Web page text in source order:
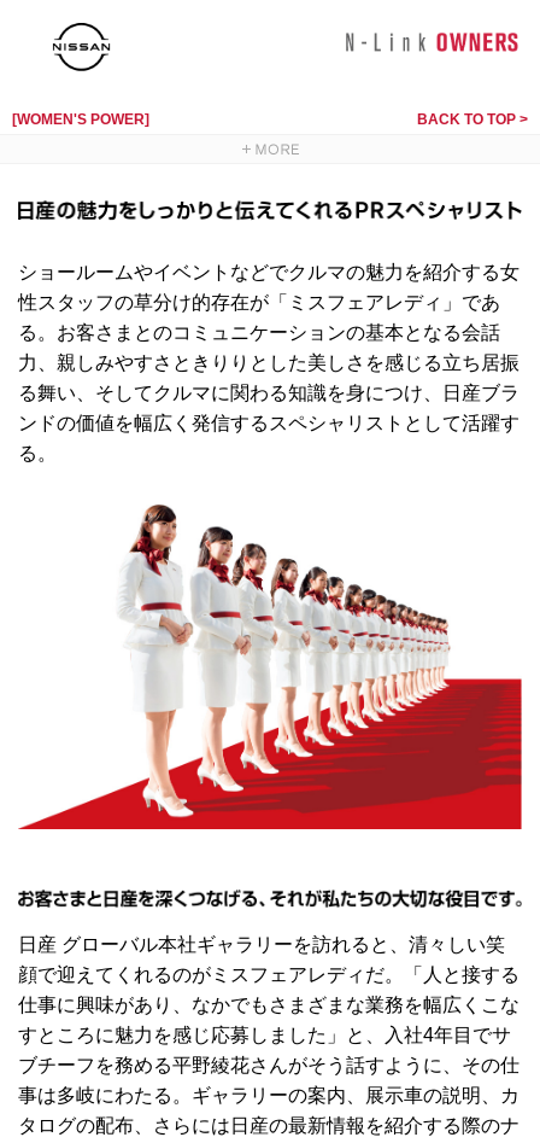
[WOMEN'S POWER] BACK TO TOP >
ショールームやイベントなどでクルマの魅力を紹介する女
性スタッフの草分け的存在が「ミスフェアレディ」であ
る。お客さまとのコミュニケーションの基本となる会話
力、親しみやすさときりりとした美しさを感じる立ち居振
る舞い、そしてクルマに関わる知識を身につけ、日産ブラ
ンドの価値を幅広く発信するスペシャリストとして活躍す
る。
日産 グローバル本社ギャラリーを訪れると、清々しい笑
顔で迎えてくれるのがミスフェアレディだ。「人と接する
仕事に興味があり、なかでもさまざまな業務を幅広くこな
すところに魅力を感じ応募しました」と、入社4年目でサ
ブチーフを務める平野綾花さんがそう話すように、その仕
事は多岐にわたる。ギャラリーの案内、展示車の説明、カ
タログの配布、さらには日産の最新情報を紹介する際のナ